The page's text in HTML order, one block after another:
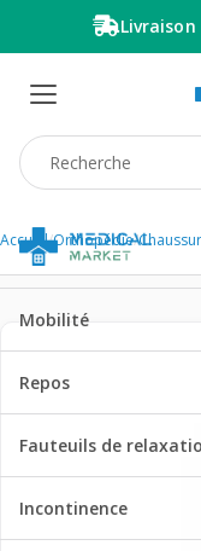
Recherche produit
Mobilité
Repos
Fauteuils de
Incontinence
Accueil/Orthopédie/